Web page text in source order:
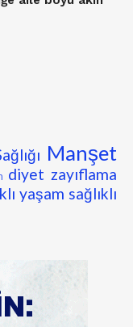
Manşet
diyet zayıflama
yaşam sağlıklı